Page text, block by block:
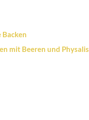
mit Beeren und Physalis